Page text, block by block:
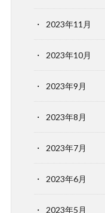
2023年11月
2023年10月
2023年9月
2023年8月
2023年7月
2023年6月
2023年5月